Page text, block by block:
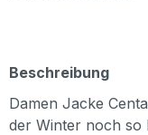
Beschreibung
Damen Jacke
der Winter noch so